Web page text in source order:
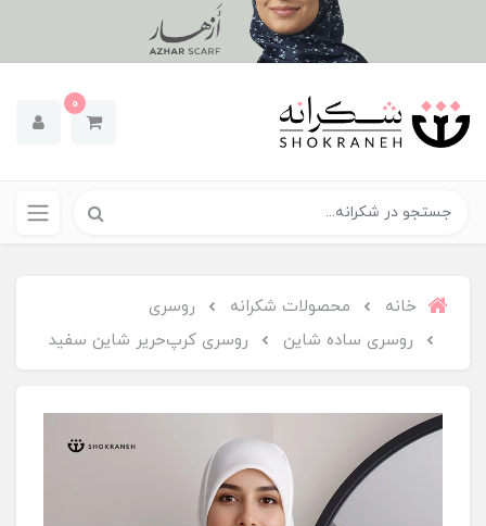
0
خانه محصولات شکرانه
روسری
روسری ساده شاین
روسری کرپ‌حریر شاین سفید